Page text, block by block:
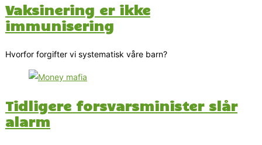
Vaksinering er ikke
immunisering
Hvorfor forgifter vi systematisk våre barn?
Tidligere forsvarsminister slår
alarm